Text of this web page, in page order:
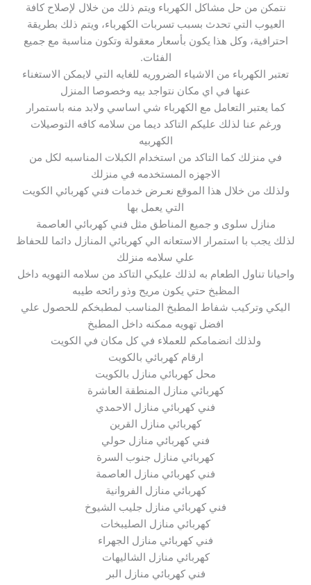
نتمكن من حل مشاكل الكهرباء ويتم ذلك من خلال لإصلاح كافة
العيوب التي تحدث بسبب تسربات الكهرباء، ويتم ذلك بطريقة
احترافية، وكل هذا يكون بأسعار معقولة وتكون مناسبة مع جميع
الفئات.
تعتبر الكهرباء من الاشياء الضروريه للغايه التي لايمكن الاستغناء
عنها في اي مكان نتواجد بيه وخصوصا المنزل
كما يعتبر التعامل مع الكهرباء شي اساسي ولابد منه باستمرار
ورغم عنا لذلك عليكم التاكد ديما من سلامه كافه التوصيلات
الكهربيه
في منزلك كما التاكد من استخدام الكبلات المناسبه لكل من
الاجهزه المستخدمه في منزلك
ولذلك من خلال هذا الموقع نعـرض خدمات فني كهربائي الكويت
التي يعمل بها
منازل سلوى و جميع المناطق مثل فني كهربائي العاصمة
لذلك يجب با استمرار الاستعانه الي كهربائي المنازل دائما للحفاظ
علي سلامه منزلك
واحيانا تناول الطعام به لذلك عليكي التاكد من سلامه التهويه داخل
المظبخ حتي يكون مريح وذو رائحه طيبه
اليكي وتركيب شفاط المطبخ المناسب لمطبخكم للحصول علي
افضل تهويه ممكنه داخل المطبخ
ولذلك انضمامكم للعملاء في كل مكان في الكويت
ارقام كهربائي بالكويت
محل كهربائي منازل بالكويت
كهربائي منازل المنطقة العاشرة
فني كهربائي منازل الاحمدي
كهربائي منازل القرين
فني كهربائي منازل حولي
كهربائي منازل جنوب السرة
فني كهربائي منازل العاصمة
كهربائي منازل الفروانية
فني كهربائي منازل جليب الشيوخ
كهربائي منازل الصليبخات
فني كهربائي منازل الجهراء
كهربائي منازل الشاليهات
فني كهربائي منازل البر